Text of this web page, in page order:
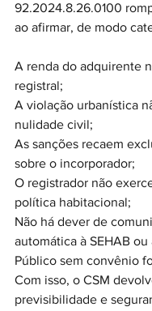
92.2024.8.26.0100
ao afirmar, de modo
A renda do adquirente
registral;
A violação urbanística
nulidade civil;
As sanções recaem
sobre o incorporador;
O registrador não
política habitacional;
Não há dever de
automática à SEHAB
Público sem convênio
Com isso, o CSM
previsibilidade e